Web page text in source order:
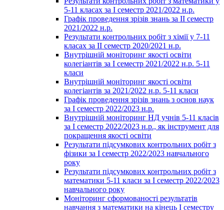
5-11 класах за І семестр 2021/2022 н.р.
Графік проведення зрізів знань за ІІ семестр
2021/2022 н.р.
Результати контрольних робіт з хімії у 7-11
класах за ІІ семестр 2020/2021 н.р.
Внутрішній моніторинг якості освіти
колегіантів за І семестр 2021/2022 н.р. 5-11
класи
Внутрішній моніторинг якості освіти
колегіантів за 2021/2022 н.р. 5-11 класи
Графік проведення зрізів знань з основ наук
за І семестр 2022/2023 н.р.
Внутрішній моніторинг НД учнів 5-11 класів
за І семестр 2022/2023 н.р., як інструмент для
покращення якості освіти
Результати підсумкових контрольних робіт з
фізики за І семестр 2022/2023 навчального
року
Результати підсумкових контрольних робіт з
математики 5-11 класи за І семестр 2022/2023
навчального року
Моніторинг сформованості результатів
навчання з математики на кінець І семестру